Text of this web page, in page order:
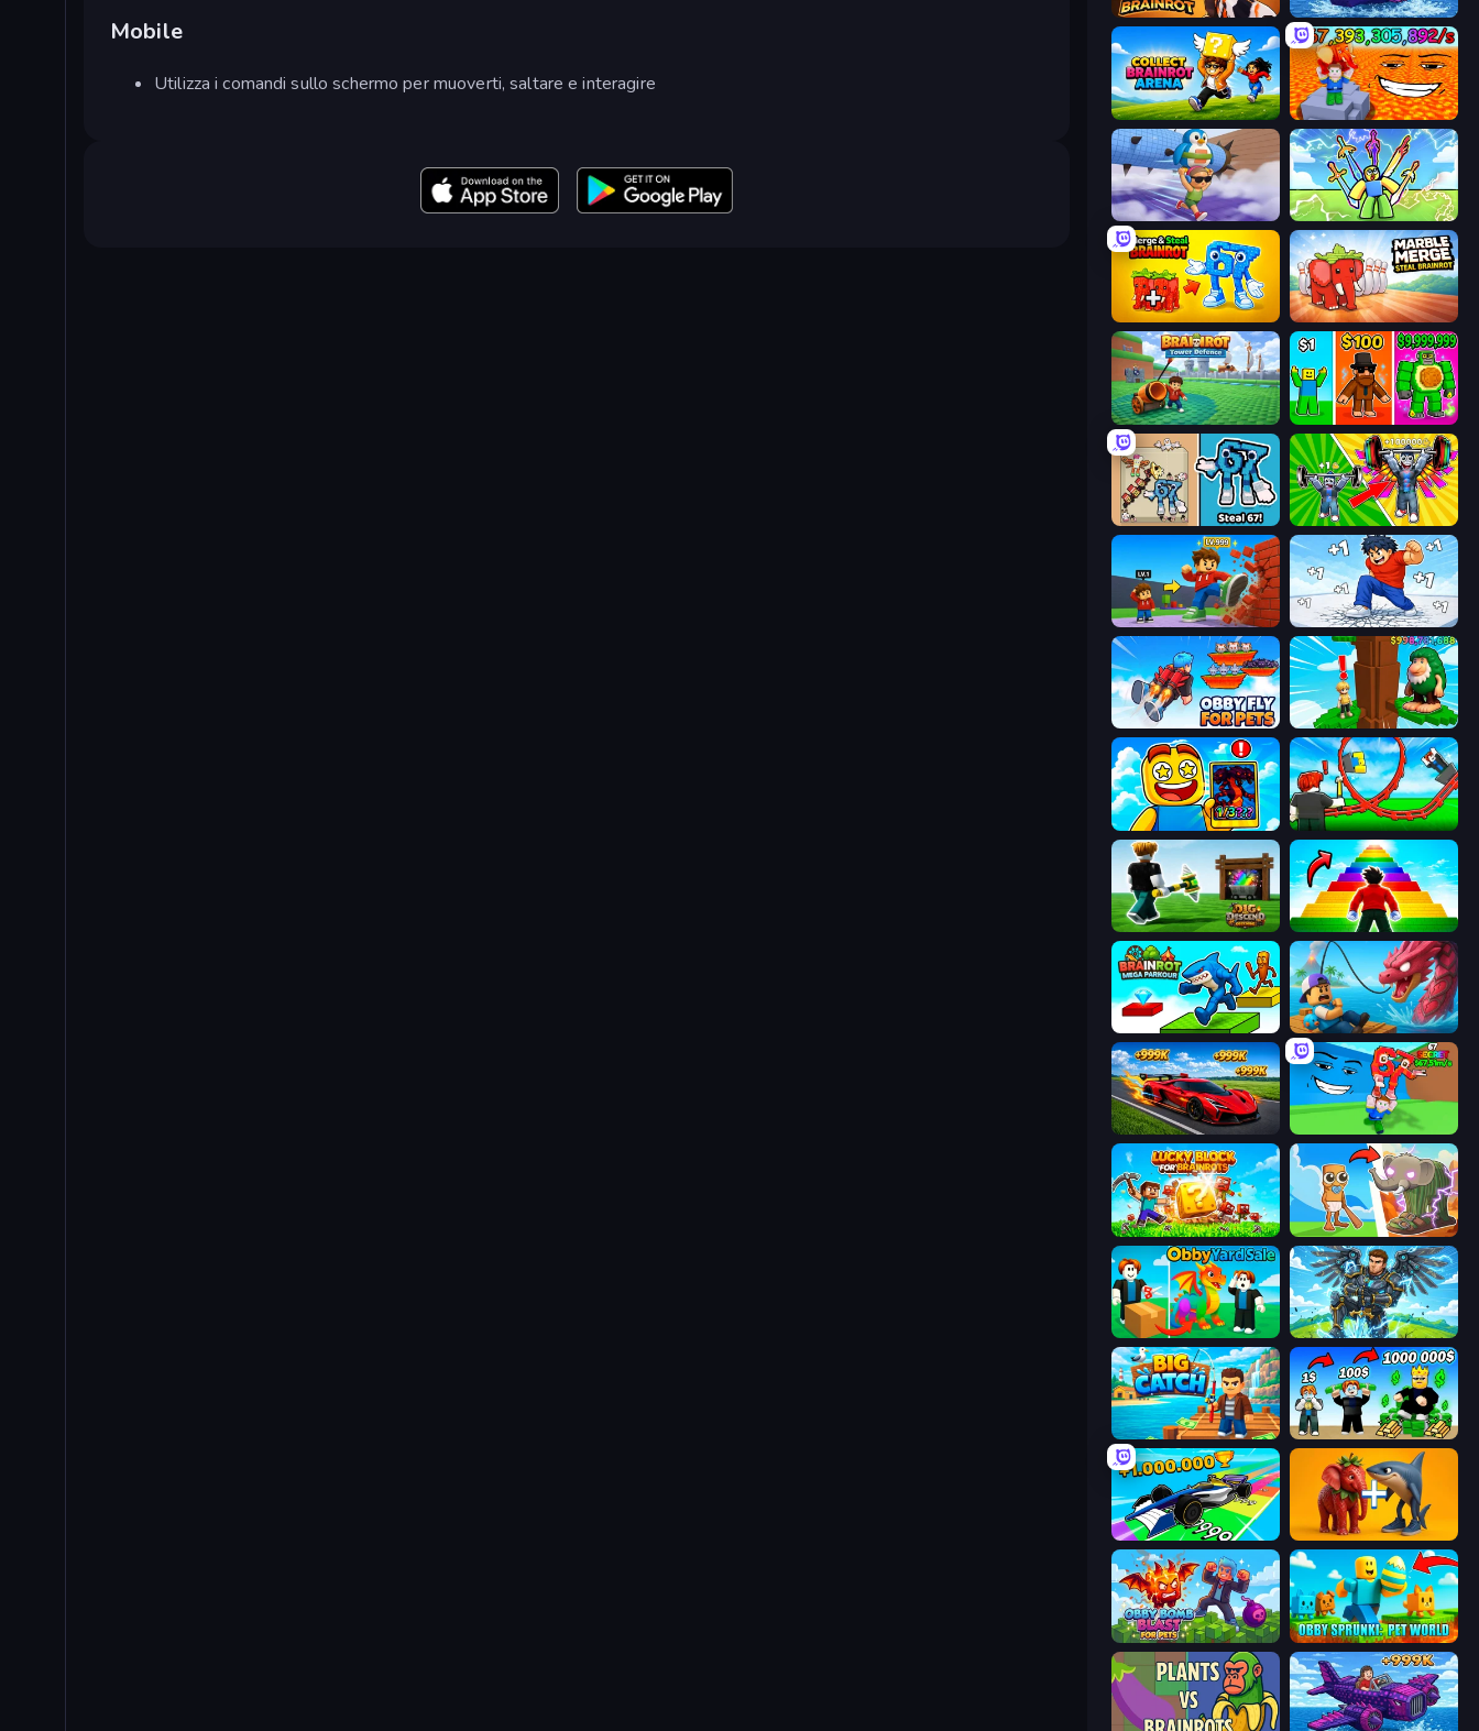
Mobile
Utilizza i comandi sullo schermo per muoverti, saltare e interagire
Shoot Brainrot Obby Fish Challenge: Ride
Collect Brainrot Arena Escape Lava for Brainrots!
BrainZombie Log Escape Obby vs Brainrot
Merge & Steal Brainrot Marble Merge: Steal Brainrot Game
Brainrot Tower Defence Obby Brainrot Merge
67 Steal a Brainrot Game Obby: Gym Simulator, Escape
Obby: +1 Click Wall Breaker Break a Skyscraper
Obby Fly For Pets Steal Beanstalk for Brainrots
Obby Cards: The Legend Hunt Build a Rollercoaster: Simulator
Dig and Descend: Obby Mine Obby Highest Jump Ever
Brainrot Mega Parkour Fish It Now
Lucky Blocks for Brainrots Brainrot Evolution
Obby Yard Sale Obby: Pull a Sword
Big Catch Obby Tycoon Build the City
Obby Car Challenge: Drive
Obby Bomb Blast For Pets Obby Sprunki: Pet World